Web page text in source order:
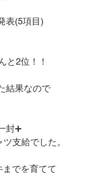
表(5項目)
と2位！！
結果なので
封➕
支給でした。
でを育てて